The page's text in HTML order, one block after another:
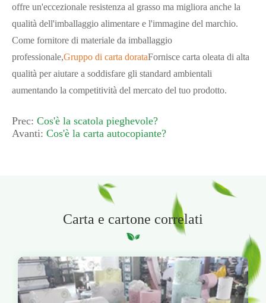
offre un'eccezionale resistenza al grasso ma migliora anche la
qualità dell'imballaggio alimentare e l'immagine del marchio.
Come fornitore di materiale da imballaggio
professionale,Gruppo di carta dorataFornisce carta oleata di alta
qualità per aiutare a soddisfare gli standard ambientali
aumentando la competitività del mercato del tuo prodotto.
Prec: Cos'è la scatola pieghevole?
Avanti: Cos'è la carta autocopiante?
Carta e cartone correlati